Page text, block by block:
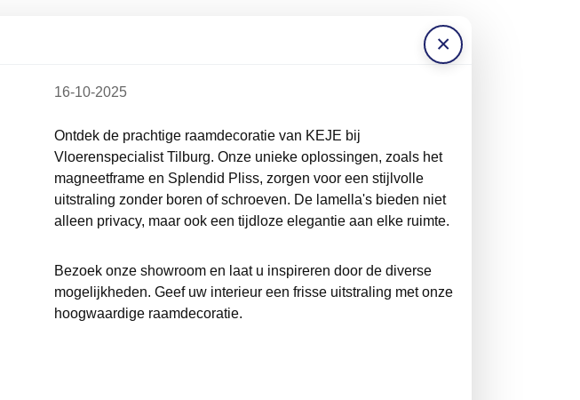
×
16-10-2025
Ontdek de prachtige raamdecoratie van KEJE bij
Vloerenspecialist Tilburg. Onze unieke oplossingen, zoals het
magneetframe en Splendid Pliss, zorgen voor een stijlvolle
uitstraling zonder boren of schroeven. De lamella's bieden niet
alleen privacy, maar ook een tijdloze elegantie aan elke ruimte.
Bezoek onze showroom en laat u inspireren door de diverse
mogelijkheden. Geef uw interieur een frisse uitstraling met onze
hoogwaardige raamdecoratie.